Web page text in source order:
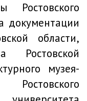
Ростовского
документации
области,
Ростовской
музея-